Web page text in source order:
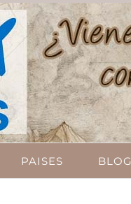
PAISES BLOG